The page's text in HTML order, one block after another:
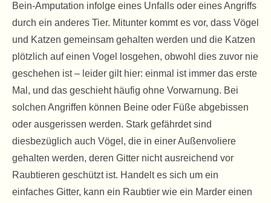
Bein-Amputation infolge eines Unfalls oder eines Angriffs
durch ein anderes Tier. Mitunter kommt es vor, dass Vögel
und Katzen gemeinsam gehalten werden und die Katzen
plötzlich auf einen Vogel losgehen, obwohl dies zuvor nie
geschehen ist – leider gilt hier: einmal ist immer das erste
Mal, und das geschieht häufig ohne Vorwarnung. Bei
solchen Angriffen können Beine oder Füße abgebissen
oder ausgerissen werden. Stark gefährdet sind
diesbezüglich auch Vögel, die in einer Außenvoliere
gehalten werden, deren Gitter nicht ausreichend vor
Raubtieren geschützt ist. Handelt es sich um ein
einfaches Gitter, kann ein Raubtier wie ein Marder einen